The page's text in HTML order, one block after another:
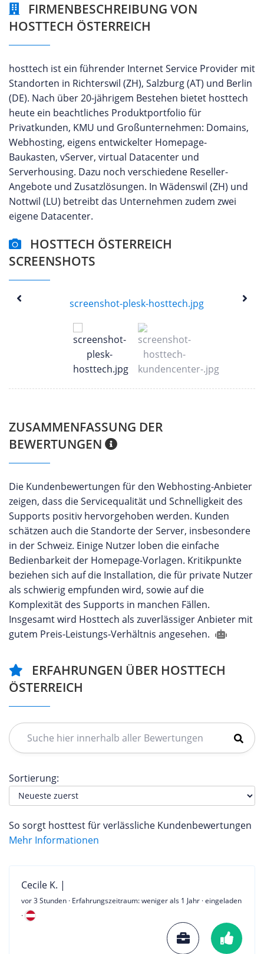
FIRMENBESCHREIBUNG VON
HOSTTECH ÖSTERREICH
hosttech ist ein führender Internet Service Provider mit
Standorten in Richterswil (ZH), Salzburg (AT) und Berlin
(DE). Nach über 20-jährigem Bestehen bietet hosttech
heute ein beachtliches Produktportfolio für
Privatkunden, KMU und Großunternehmen: Domains,
Webhosting, eigens entwickelter Homepage-
Baukasten, vServer, virtual Datacenter und
Serverhousing. Dazu noch verschiedene Reseller-
Angebote und Zusatzlösungen. In Wädenswil (ZH) und
Nottwil (LU) betreibt das Unternehmen zudem zwei
eigene Datacenter.
HOSTTECH ÖSTERREICH
SCREENSHOTS
ZUSAMMENFASSUNG DER
BEWERTUNGEN
Die Kundenbewertungen für den Webhosting-Anbieter
zeigen, dass die Servicequalität und Schnelligkeit des
Supports positiv hervorgehoben werden. Kunden
schätzen auch die Standorte der Server, insbesondere
in der Schweiz. Einige Nutzer loben die einfache
Bedienbarkeit der Homepage-Vorlagen. Kritikpunkte
beziehen sich auf die Installation, die für private Nutzer
als schwierig empfunden wird, sowie auf die
Komplexität des Supports in manchen Fällen.
Insgesamt wird Hosttech als zuverlässiger Anbieter mit
gutem Preis-Leistungs-Verhältnis angesehen.
ERFAHRUNGEN ÜBER HOSTTECH
ÖSTERREICH
Sortierung:
So sorgt hosttest für verlässliche Kundenbewertungen
Mehr Informationen
Cecile K. |
vor 3 Stunden · Erfahrungszeitraum: weniger als 1 Jahr · eingeladen
·